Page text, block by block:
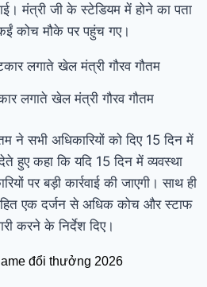
मंत्री जी के स्टेडियम में होने का पता
कोच मौके पर पहुंच गए।
लगाते खेल मंत्री गौरव गौतम
ने सभी अधिकारियों को दिए 15 दिन में
हुए कहा कि यदि 15 दिन में व्यवस्था
पर बड़ी कार्रवाई की जाएगी। साथ ही
एक दर्जन से अधिक कोच और स्टाफ
करने के निर्देश दिए।
đổi thưởng 2026